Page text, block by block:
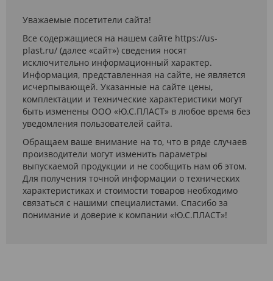
Уважаемые посетители сайта!
Все содержащиеся на нашем сайте https://us-
plast.ru/ (далее «сайт») сведения носят
исключительно информационный характер.
Информация, представленная на сайте, не является
исчерпывающей. Указанные на сайте цены,
комплектации и технические характеристики могут
быть изменены ООО «Ю.С.ПЛАСТ» в любое время без
уведомления пользователей сайта.
Обращаем ваше внимание на то, что в ряде случаев
производители могут изменить параметры
выпускаемой продукции и не сообщить нам об этом.
Для получения точной информации о технических
характеристиках и стоимости товаров необходимо
связаться с нашими специалистами. Спасибо за
понимание и доверие к компании «Ю.С.ПЛАСТ»!